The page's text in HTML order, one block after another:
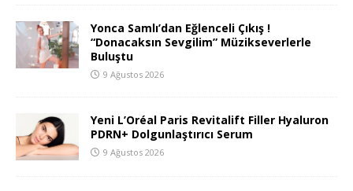
Yonca Samlı’dan Eğlenceli Çıkış !
“Donacaksın Sevgilim” Müzikseverlerle
Buluştu
9 Ağustos 2026
Yeni L’Oréal Paris Revitalift Filler Hyaluron
PDRN+ Dolgunlaştırıcı Serum
9 Ağustos 2026